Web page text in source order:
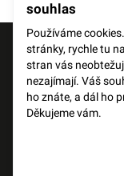
FACEBOOK
OCHRANA
JSME
souhlas
Používáme
stránky, rychle tu
stran vás
nezajímají. Váš
ho znáte, a dál ho
Děkujeme vám.